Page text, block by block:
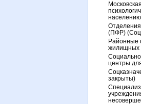
населению
(ПФР)
Районные
жилищных
центры
закрыты)